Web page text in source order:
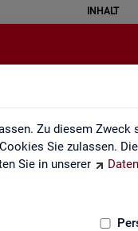
Zu diesem Zweck
Sie zulassen.
Sie in unserer
INHALT